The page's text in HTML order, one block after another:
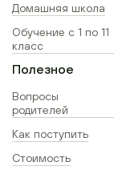
Домашняя школа
Обучение с 1 по 11
класс
Полезное
Вопросы
родителей
Как поступить
Стоимость